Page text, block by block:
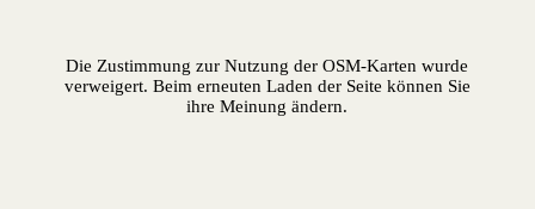
Die Zustimmung zur Nutzung der OSM-Karten wurde
verweigert. Beim erneuten Laden der Seite können Sie
ihre Meinung ändern.